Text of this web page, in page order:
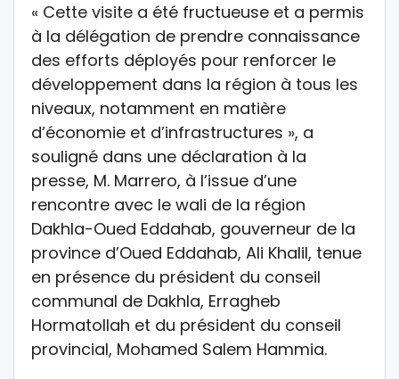
« Cette visite a été fructueuse et a permis
à la délégation de prendre connaissance
des efforts déployés pour renforcer le
développement dans la région à tous les
niveaux, notamment en matière
d’économie et d’infrastructures », a
souligné dans une déclaration à la
presse, M. Marrero, à l’issue d’une
rencontre avec le wali de la région
Dakhla-Oued Eddahab, gouverneur de la
province d’Oued Eddahab, Ali Khalil, tenue
en présence du président du conseil
communal de Dakhla, Erragheb
Hormatollah et du président du conseil
provincial, Mohamed Salem Hammia.